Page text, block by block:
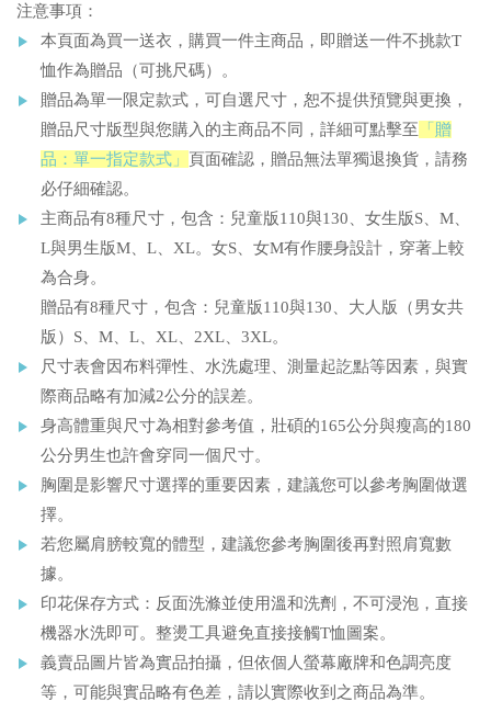
注意事項：
本頁面為買一送衣，購買一件主商品，即贈送一件不挑款T
恤作為贈品（可挑尺碼）。
贈品為單一限定款式，可自選尺寸，恕不提供預覽與更換，
贈品尺寸版型與您購入的主商品不同 ，詳細可點擊至 「贈
品：單一指定款式」 頁面確認，贈品無法單獨退換貨，請務
必仔細確認。
主商品有8種尺寸，包含：兒童版110與130、女生版S、M、
L與男生版M、L、XL。女S、女M有作腰身設計，穿著上較
為合身。
贈品有8種尺寸，包含：兒童版110與130、大人版（男女共
版）S、M、L、XL、2XL、3XL。
尺寸表會因布料彈性、水洗處理、測量起訖點等因素，與實
際商品略有加減2公分的誤差。
身高體重與尺寸為相對參考值，壯碩的165公分與瘦高的180
公分男生也許會穿同一個尺寸。
胸圍是影響尺寸選擇的重要因素，建議您可以參考胸圍做選
擇。
若您屬肩膀較寬的體型，建議您參考胸圍後再對照肩寬數
據。
印花保存方式：反面洗滌並使用溫和洗劑，不可浸泡，直接
機器水洗即可。整燙工具避免直接接觸T恤圖案。
義賣品圖片皆為實品拍攝，但依個人螢幕廠牌和色調亮度
等，可能與實品略有色差，請以實際收到之商品為準。